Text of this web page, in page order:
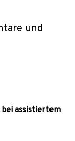
und
assistiertem